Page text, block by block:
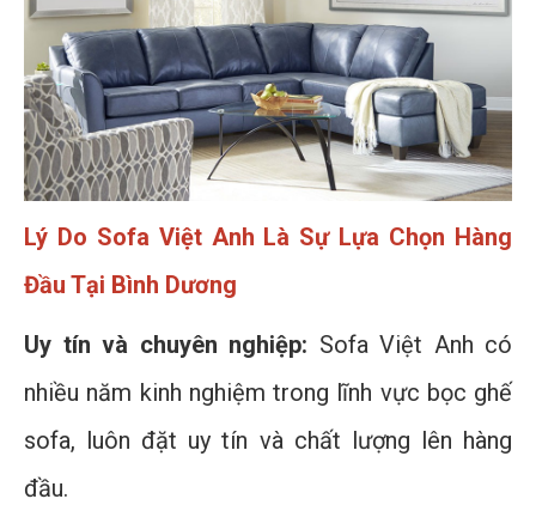
Lý Do Sofa Việt Anh Là Sự Lựa Chọn Hàng
Đầu Tại Bình Dương
Uy tín và chuyên nghiệp: Sofa Việt Anh có
nhiều năm kinh nghiệm trong lĩnh vực bọc ghế
sofa, luôn đặt uy tín và chất lượng lên hàng
đầu.